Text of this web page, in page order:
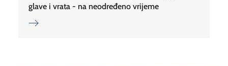
glave i vrata - na neodređeno vrijeme